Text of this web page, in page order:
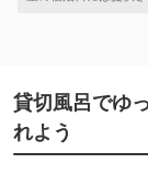
貸切風呂でゆ
れよう